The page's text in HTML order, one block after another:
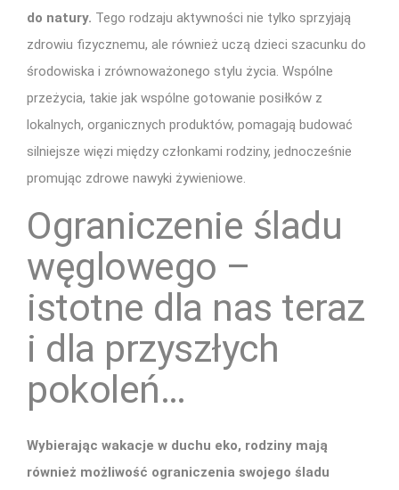
do natury. Tego rodzaju aktywności nie tylko sprzyjają
zdrowiu fizycznemu, ale również uczą dzieci szacunku do
środowiska i zrównoważonego stylu życia. Wspólne
przeżycia, takie jak wspólne gotowanie posiłków z
lokalnych, organicznych produktów, pomagają budować
silniejsze więzi między członkami rodziny, jednocześnie
promując zdrowe nawyki żywieniowe.
Ograniczenie śladu
węglowego –
istotne dla nas teraz
i dla przyszłych
pokoleń…
Wybierając wakacje w duchu eko, rodziny mają
również możliwość ograniczenia swojego śladu